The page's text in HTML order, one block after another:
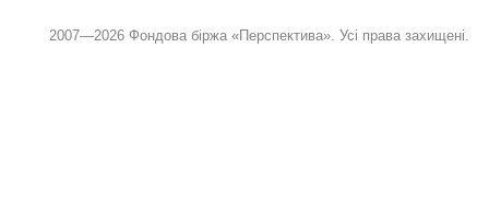
2007—2026 Фондова біржа «Перспектива». Усі права захищені.